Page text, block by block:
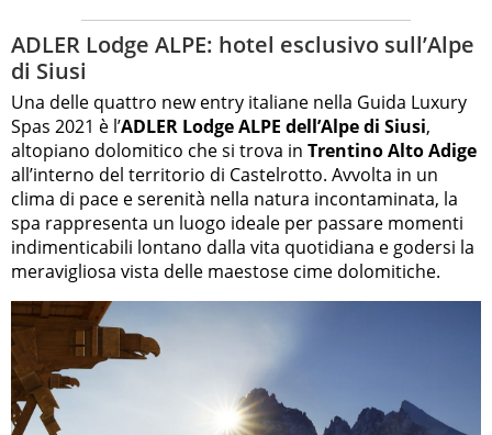
ADLER Lodge ALPE: hotel esclusivo sull’Alpe
di Siusi
Una delle quattro new entry italiane nella Guida Luxury
Spas 2021 è l’ADLER Lodge ALPE dell’Alpe di Siusi,
altopiano dolomitico che si trova in Trentino Alto Adige
all’interno del territorio di Castelrotto. Avvolta in un
clima di pace e serenità nella natura incontaminata, la
spa rappresenta un luogo ideale per passare momenti
indimenticabili lontano dalla vita quotidiana e godersi la
meravigliosa vista delle maestose cime dolomitiche.